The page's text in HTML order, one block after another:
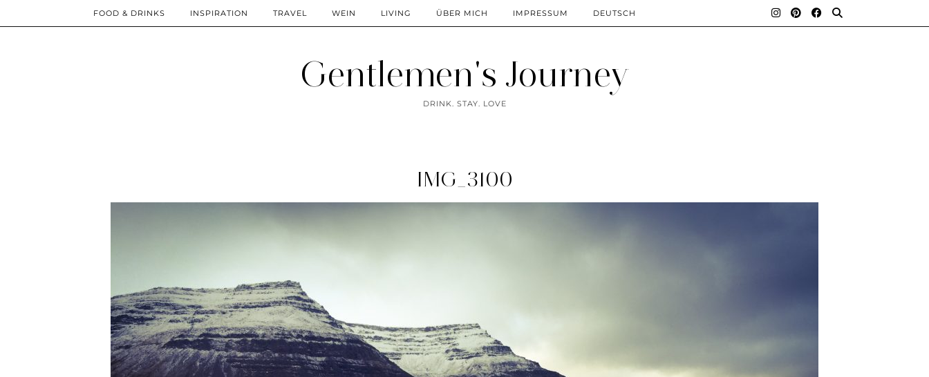
Gentlemen's Journey
DRINK. STAY. LOVE
FOOD & DRINKS INSPIRATION TRAVEL WEIN LIVING ÜBER MICH IMPRESSUM DEUTSCH
IMG_3100